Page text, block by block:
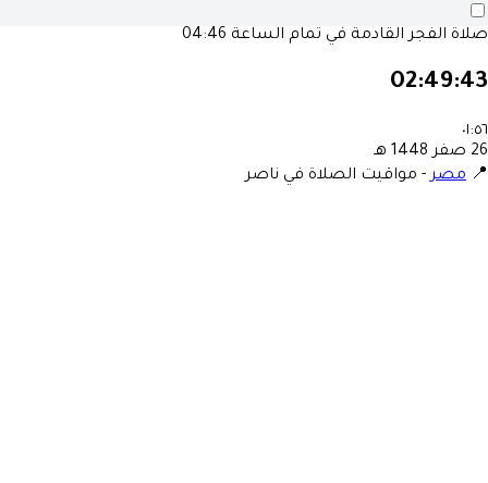
صلاة الفجر القادمة في تمام الساعة 04:46
02:49:43
٠١:٥٦
26 صفر 1448 هـ
📍 مصر- مواقيت الصلاة في ناصر